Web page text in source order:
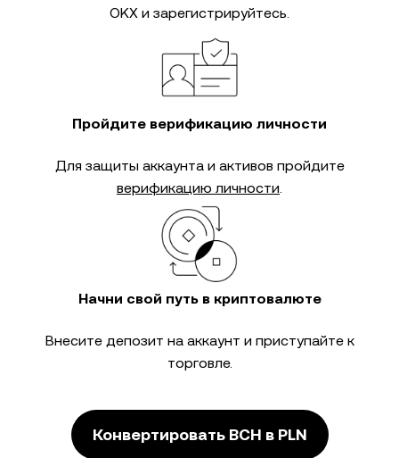
OKX и зарегистрируйтесь.
Пройдите верификацию личности
Для защиты аккаунта и активов пройдите
верификацию личности.
Начни свой путь в криптовалюте
Внесите депозит на аккаунт и приступайте к
торговле.
Конвертировать BCH в PLN